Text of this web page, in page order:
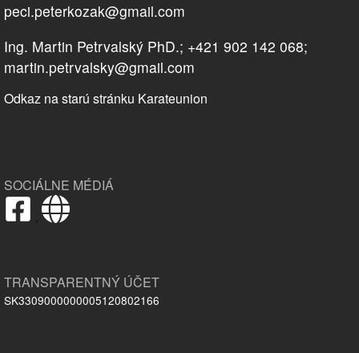
peci.peterkozak@gmail.com
Ing. Martin Petrvalský PhD.; +421 902 142 068;
martin.petrvalsky@gmail.com
Odkaz na starú stránku Karateunion
SOCIÁLNE MÉDIÁ
,
TRANSPARENTNÝ ÚČET
SK3309000000005120802166